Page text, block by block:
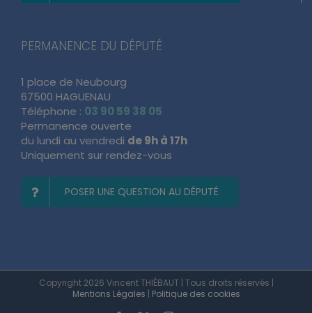
PERMANENCE DU DÉPUTÉ
1 place de Neubourg
67500 HAGUENAU
Téléphone : 03 90 59 38 05
Permanence ouverte
du lundi au vendredi de 9h à 17h
Uniquement sur rendez-vous
POSER UNE QUESTION AU DÉPUTÉ
Copyright 2026 Vincent THIÉBAUT | Tous droits réservés |
Mentions Légales
Politique des cookies